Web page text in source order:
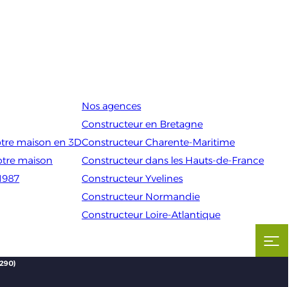
maison en 3D
maison
Nos agences
Constructeur en Bretagne
Constructeur Charente-Maritime
Constructeur dans les Hauts-de-France
Constructeur Yvelines
Constructeur Normandie
Constructeur Loire-Atlantique